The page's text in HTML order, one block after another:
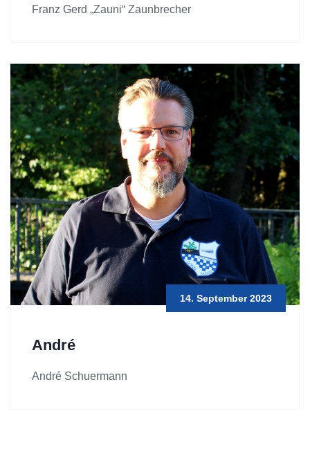
Franz Gerd „Zauni“ Zaunbrecher
14. September 2023
André
André Schuermann